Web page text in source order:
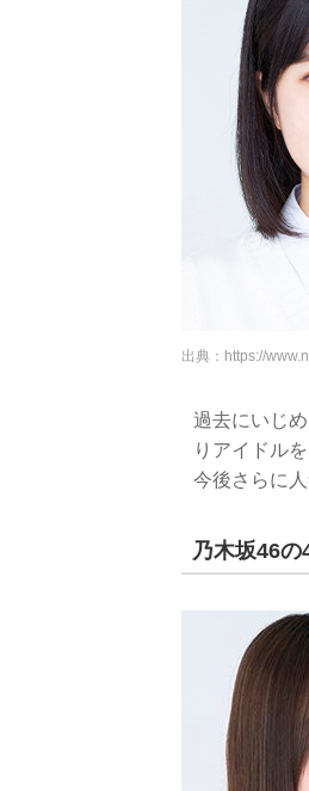
出典： https://
過去にいじ
りアイドル
今後さらに
乃木坂46の